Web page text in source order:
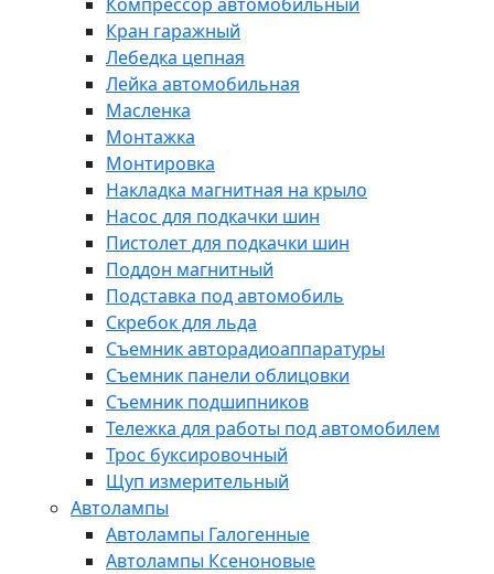
Кран гаражный
Лебедка цепная
Лейка автомобильная
Масленка
Монтажка
Монтировка
Накладка магнитная на крыло
Насос для подкачки шин
Пистолет для подкачки шин
Поддон магнитный
Подставка под автомобиль
Скребок для льда
Съемник авторадиоаппаратуры
Съемник панели облицовки
Съемник подшипников
Тележка для работы под автомобилем
Трос буксировочный
Щуп измерительный
Автолампы
Автолампы Галогенные
Автолампы Ксеноновые